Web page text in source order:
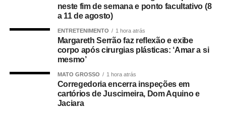
Confira quem serão os plantonistas na comarca de
Confira quem serão os plantonistas na comarca de
Várzea Grande:
neste fim de semana e ponto facultativo (8
a 11 de agosto)
ENTRETENIMENTO 1 hora atrás
Margareth Serrão faz reflexão e exibe
corpo após cirurgias plásticas: ‘Amar a si
mesmo’
MATO GROSSO 1 hora atrás
Corregedoria encerra inspeções em
cartórios de Juscimeira, Dom Aquino e
Jaciara